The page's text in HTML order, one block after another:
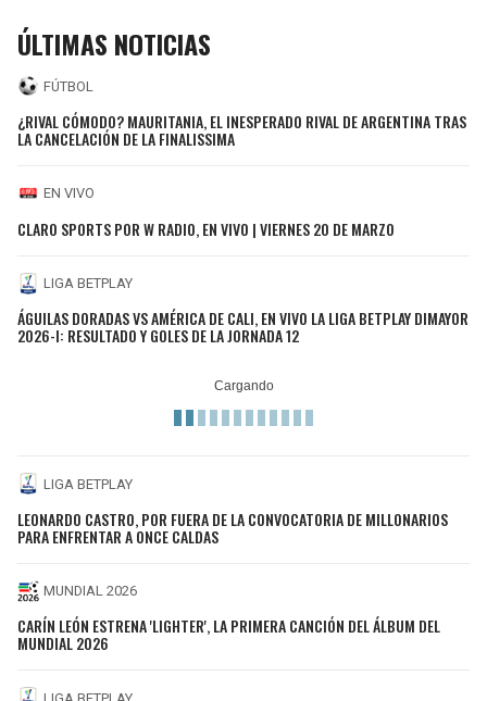
ÚLTIMAS NOTICIAS
FÚTBOL
¿RIVAL CÓMODO? MAURITANIA, EL INESPERADO RIVAL DE ARGENTINA TRAS
LA CANCELACIÓN DE LA FINALISSIMA
EN VIVO
CLARO SPORTS POR W RADIO, EN VIVO | VIERNES 20 DE MARZO
LIGA BETPLAY
ÁGUILAS DORADAS VS AMÉRICA DE CALI, EN VIVO LA LIGA BETPLAY DIMAYOR
2026-I: RESULTADO Y GOLES DE LA JORNADA 12
LIGA BETPLAY
LEONARDO CASTRO, POR FUERA DE LA CONVOCATORIA DE MILLONARIOS
PARA ENFRENTAR A ONCE CALDAS
MUNDIAL 2026
CARÍN LEÓN ESTRENA 'LIGHTER', LA PRIMERA CANCIÓN DEL ÁLBUM DEL
MUNDIAL 2026